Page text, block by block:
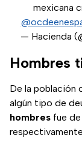
mexicana
— Hacienda
Hombres
De la población
algún tipo de
hombres fue